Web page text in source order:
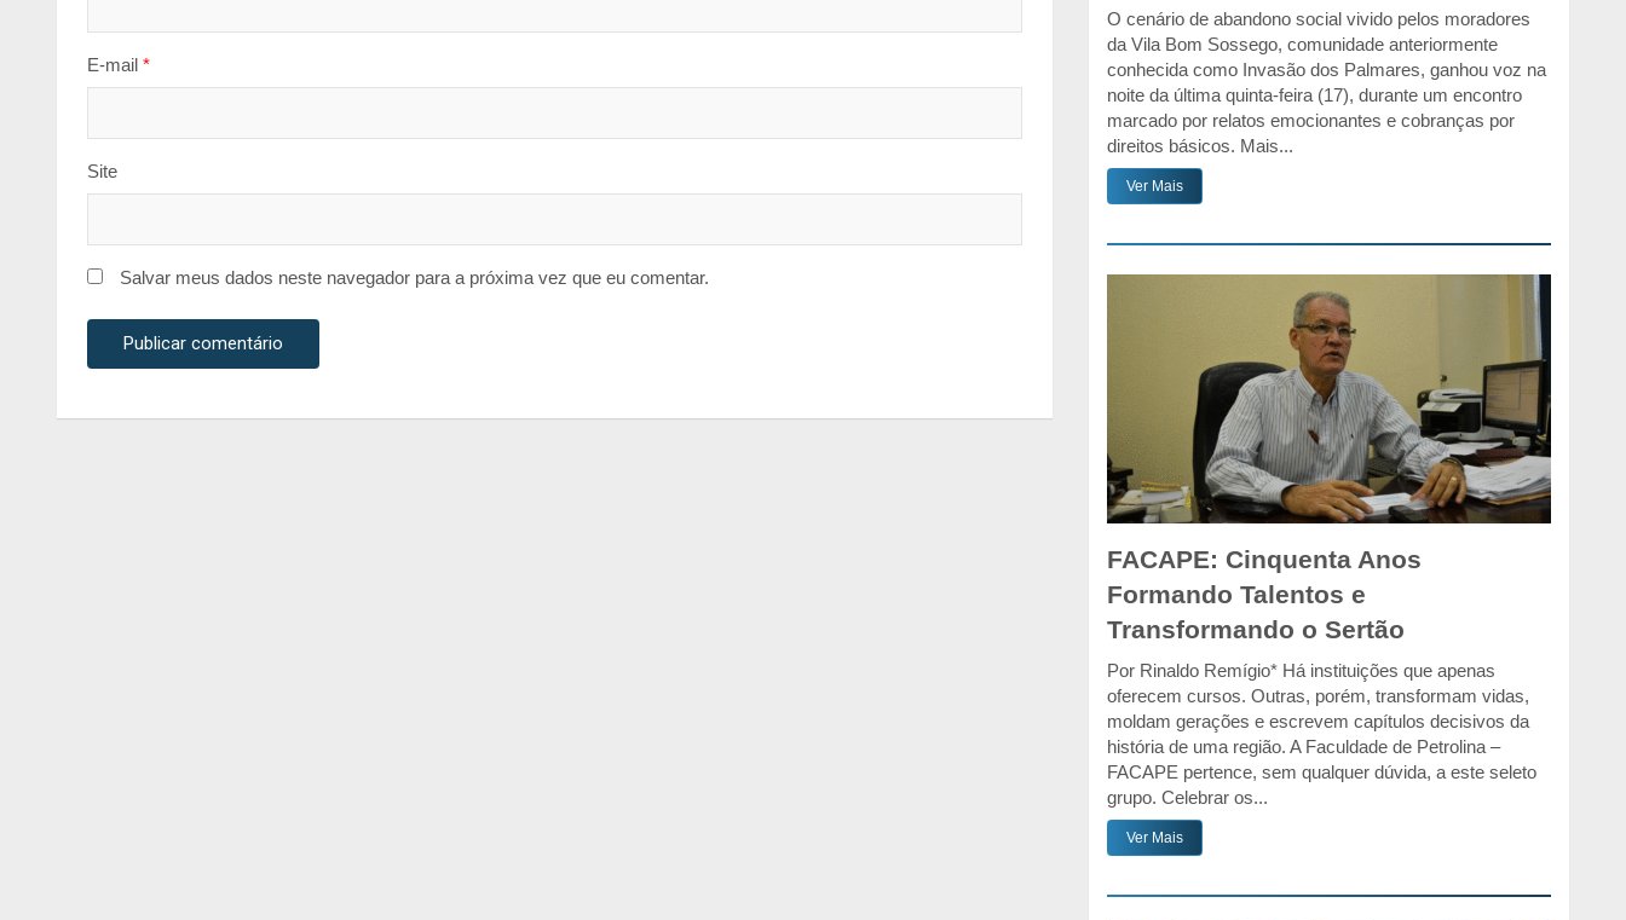
E-mail *
Site
Salvar meus dados neste navegador para a próxima vez que eu comentar.
O cenário de abandono social vivido pelos moradores
da Vila Bom Sossego, comunidade anteriormente
conhecida como Invasão dos Palmares, ganhou voz na
noite da última quinta-feira (17), durante um encontro
marcado por relatos emocionantes e cobranças por
direitos básicos. Mais...
Ver Mais
FACAPE: Cinquenta Anos
Formando Talentos e
Transformando o Sertão
Por Rinaldo Remígio* Há instituições que apenas
oferecem cursos. Outras, porém, transformam vidas,
moldam gerações e escrevem capítulos decisivos da
história de uma região. A Faculdade de Petrolina –
FACAPE pertence, sem qualquer dúvida, a este seleto
grupo. Celebrar os...
Ver Mais